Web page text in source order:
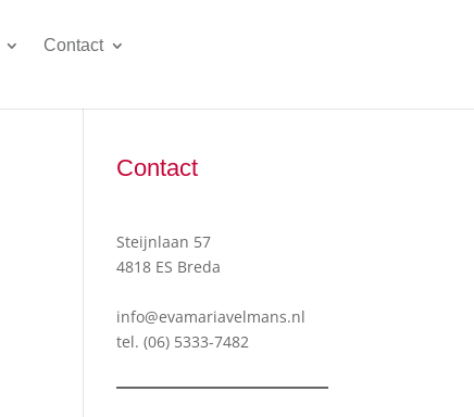
Contact
Contact
Steijnlaan 57
4818 ES Breda
info@evamariavelmans.nl
tel.(06) 5333-7482